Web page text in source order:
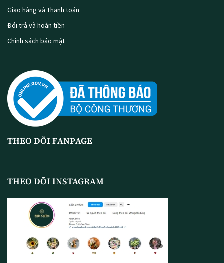
Giao hàng và Thanh toán
Đổi trả và hoàn tiền
Chính sách bảo mật
THEO DÕI FANPAGE
THEO DÕI INSTAGRAM